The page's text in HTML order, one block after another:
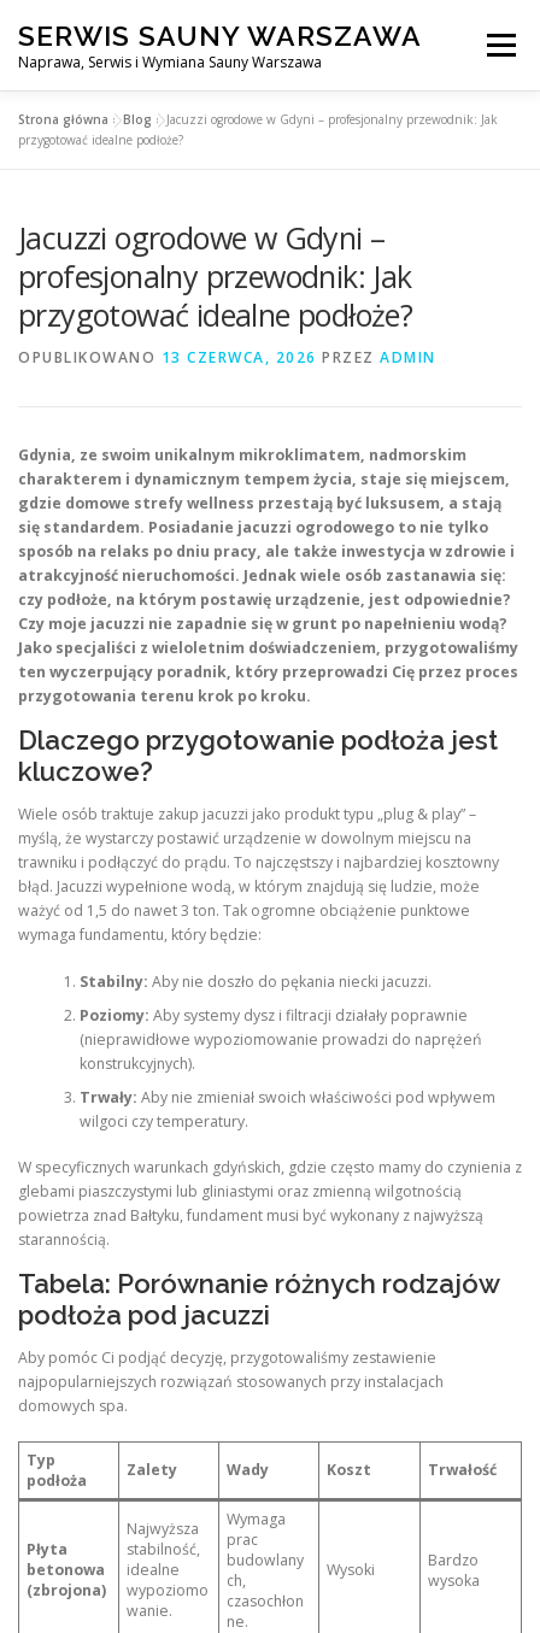
treści
SERWIS SAUNY WARSZAWA
Naprawa, Serwis i Wymiana Sauny Warszawa
Menu
SERWIS DO SAUNY WARSZAWA
Strona główna »Blog »Jacuzzi ogrodowe w Gdyni – profesjonalny przewodnik: Jak
przygotować idealne podłoże?
Jacuzzi ogrodowe w Gdyni –
profesjonalny przewodnik: Jak
przygotować idealne podłoże?
OPUBLIKOWANO 13 CZERWCA, 2026 PRZEZ ADMIN
Gdynia, ze swoim unikalnym mikroklimatem, nadmorskim
charakterem i dynamicznym tempem życia, staje się miejscem,
gdzie domowe strefy wellness przestają być luksusem, a stają
się standardem. Posiadanie jacuzzi ogrodowego to nie tylko
sposób na relaks po dniu pracy, ale także inwestycja w zdrowie i
atrakcyjność nieruchomości. Jednak wiele osób zastanawia się:
czy podłoże, na którym postawię urządzenie, jest odpowiednie?
Czy moje jacuzzi nie zapadnie się w grunt po napełnieniu wodą?
Jako specjaliści z wieloletnim doświadczeniem, przygotowaliśmy
ten wyczerpujący poradnik, który przeprowadzi Cię przez proces
przygotowania terenu krok po kroku.
Dlaczego przygotowanie podłoża jest
kluczowe?
Wiele osób traktuje zakup jacuzzi jako produkt typu „plug & play” –
myślą, że wystarczy postawić urządzenie w dowolnym miejscu na
trawniku i podłączyć do prądu. To najczęstszy i najbardziej kosztowny
błąd. Jacuzzi wypełnione wodą, w którym znajdują się ludzie, może
ważyć od 1,5 do nawet 3 ton. Tak ogromne obciążenie punktowe
wymaga fundamentu, który będzie:
Stabilny: Aby nie doszło do pękania niecki jacuzzi.
Poziomy: Aby systemy dysz i filtracji działały poprawnie
(nieprawidłowe wypoziomowanie prowadzi do naprężeń
konstrukcyjnych).
Trwały: Aby nie zmieniał swoich właściwości pod wpływem
wilgoci czy temperatury.
W specyficznych warunkach gdyńskich, gdzie często mamy do czynienia z
glebami piaszczystymi lub gliniastymi oraz zmienną wilgotnością
powietrza znad Bałtyku, fundament musi być wykonany z najwyższą
starannością.
Tabela: Porównanie różnych rodzajów
podłoża pod jacuzzi
Aby pomóc Ci podjąć decyzję, przygotowaliśmy zestawienie
najpopularniejszych rozwiązań stosowanych przy instalacjach
domowych spa.
Typ
podłoża
Zalety Wady Koszt Trwałość
Płyta
betonowa
(zbrojona)
Najwyższa
stabilność,
idealne
wypoziomo
wanie.
Wymaga
prac
budowlany
ch,
czasochłon
ne.
Wysoki
Bardzo
wysoka